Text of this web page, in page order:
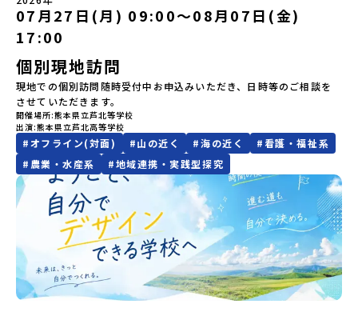
ログラム主催：一般財団法人地域・教育魅力化プラットフォーム＞
「意志ある若者にあふれる持続可能な地域・社会をつくる」という
ビジョンを掲げ、2017年3月に島根県に設立した教育事業団体で
越えて生徒一人ひとりの夢や価値観に合った地域・学校で1〜3年間
過ごすことができるシステム「地域みらい留学」をはじめとした、
教育事業や地域活性モデルをつくり続けています。名 称：一般財
団法人地域・教育魅力化プラットフォーム設 立：2017年3月代表
者：岩本 悠所在地：〒690-0842 島根県松江市東本町二丁目25-6
みらいBASE2階 その他所在地公式HP：http://c-platform.or.jp/
お問い合わせ先担当：小川・小原E-mail：info@miratabi.jp「お
ためし地域留学体験」のプログラム開催情報を公式LINEにて配信
中！ぜひご登録ください♪地域みらい留学公式LINE
ら抽選の上、締め切り日から1週間を目途に、お申し込み時に記入い
ただいたメールアドレス宛に「当選／落選メール」をお送りいたし
ます。当選者は、メールに記載された「当選確認フォーム」に３日
以内に回答いただき、確認フォームの提出をもって参加確定とさせ
ていただきます。当選確認フォームの期日までにご回答いただけな
い場合は、当選を取り消しとさせていただきます。当選取り消しが
あった場合は、繰り上げ当選者へご連絡させていただきます。登録
メールアドレスの変更をご希望の場合は下記の地域みらい留学公式
LINEよりご連絡をお願いします。※受信制限設定をしていると、通
知メールをお受け取りいただけません。その場合は、
「@miratabi.jp」からのメールを受信できるよう設定をお願いいた
します。※結果に関する個別のお問合せにはお答えしておりません
ので、ご了承ください。・お申し込みについてお申込はお一人様1回
限りです。PC・スマートフォンからお申込ください。申込後の内容
変更はできません。お申込時は、メールアドレスの入力間違いにご
注意ください。・宿泊について１室に複数(同性2～4名程度)で宿泊
いただく予定です。・食事アレルギー対応について個別の詳細なア
レルギー対応希望にはお応えしかねる場合がございます。対応が必
要な場合は必ず事前にご相談ください。・参加取消や急遽参加でき
なくなった場合について参加決定後の参加お取り消しはご遠慮下さ
の？」という疑問にお答えする説明会です。出水市ならではの豊か
な文化や、2泊3日のプログラムの中身をたっぷりとお伝えします。
日 時： 6月9日日(水)19:00-19:45内 容： 出水市ってどんなとこ
ろ？プログラム詳細解説、質疑応答お申し込み：https://c-
mirai.jp/events/091247お気軽にどうぞ！「はじめての一人旅だ
けど大丈夫？」「どんな体験ができるの？」そんな保護者様の不安
や、中学生のみなさんの素朴な疑問にスタッフが直接お答えしま
す。チャットでの質問も可能ですので、ぜひご自宅からリラックス
してご参加ください。▼お申し込み前に必ずご確認ください・参加
規約への同意プログラムへの参加申し込みいただく前に、「お申し
込みに関する各規約」への同意が必須となります。ご確認くださ
い。・抽選による参加者決定についてお申込みいただいた方の中か
ら抽選の上、締め切り日から1週間を目途に、お申し込み時に記入い
ただいたメールアドレス宛に「当選／落選メール」をお送りいたし
ます。当選者は、メールに記載された「当選確認フォーム」に3日以
内に回答いただき、確認フォームの提出をもって参加確定とさせて
いただきます。当選確認フォームの期日までにご回答いただけない
場合は、当選を取り消しとさせていただきます。当選取り消しがあ
った場合は、繰り上げ当選者へご連絡させていただきます。登録メ
ールアドレスの変更をご希望の場合は下記の地域みらい留学公式
自身が「探究プロジェクト」を企画し取り組むユニークな高校で
す。机の上で勉強するだけではない、実践的な探究やフィールドワ
ークを楽しむことができます。今回は、そんなエネルギッシュに活
を楽しみ、高校での活動のイメージをもつことができる絶好の機
会！この地域でしか味わえない豊かな体験をぜひ楽しんでください
🎵体験のおすすめポイント体験プログラム内容（予定）＜1日目＞
（PM）「オリエンテーション」「地熱染色・発電所見学」 -八幡
平市の自然を知る -地球のチカラを使ったアートづくり「ペンショ
ンで夕食」「1日目の振り返り」「星空観察」※希望者＜2日目＞
（AM）「平舘（たいらだて）高校見学」 -高校生活をイメージし
よう「郷土料理・BBQ」 -高校生・地元の方と交流を深める
（PM）「“八幡平市”体感ワークショップ」 -あけびづるで表札づく
り -学校周辺散策「ペンションで夕食」「2日目の振り返り」 -みん
なで振り返り対話＜3日目＞（AM）「大更駅複合施設の見学」「振
り返りワークショップ」 -個人での振り返り -グループでの振り
返り「お土産・昼食」（PM） 解散 ※天候の状況や参加人数によっ
てプログラムを変更する場合がございます。参加概要【開催場所】
岩手県八幡平市【実施日程】8月3日（月）〜8月5日（水）※参加が
確定した方には7月9日(木) 18:30～20：00に 「参加者向け事前オ
を送る「地域みらい留学」をプチ体験できるプログラムです。はじ
めてのひとり旅でも安心！現地でもスタッフがしっかりとサポート
いたします。今回のフィールドは「北海道 標津町（しべつちょ
う）」北海道の東に位置する標津町（しべつちょう）は人口 約
4,600人の町。東の水平線の奥に見えるのは北方領土の国後島（くな
しりとう）、西には世界遺産に認定されている秘境・知床半島（し
れとこはんとう）、鶴や白鳥など珍しい野鳥の宝庫である野付半島
（のつけはんとう）をながめることができ、ミルクの里の牧草地が
広がる牛の酪農（らくのう）もさかんで、海と緑と川の自然と生き
物が豊かな町です！標津町はさらに「鮭（さけ）の聖地」としても
有名。江戸時代には将軍家にも贈られたほどで、今では「日本遺
産」に登録されています。一万年前から続く伝統的な「鮭」の産業
とともに人々の豊かな暮らしがあります。一万年前の縄文時代か
ら、人々の間で大切に守り受け継がれ、厳しい大自然と向き合い、
山・海・川がもたらす恵みに深く感謝しながら生きていく姿勢は今
も息づく「命の循環」です。日本遺産にも認定されている「サケ」
の伝統産業や、雄大な知床の裾野で命を育む酪農の歴史など、自然
の営みの一部として共生してきた風土が存在します。標津高校で
は、地域と連携して「食」を考える「フードデザイン」の授業がお
すすめの一つです。生徒たちが地元の素材を活かしたメニュー開発
07月27日(月) 09:00〜08月07日(金)
17:00
個別現地訪問
現地での個別訪問随時受付中お申込みいただき、日時等のご相談を
させていただきます。
開催場所 熊本県立芦北等学校
出演 熊本県立芦北高等学校
#オフライン(対面) #山の近く #海の近く #看護・福祉系
# 農業・水産系 #地域連携・実践型探究